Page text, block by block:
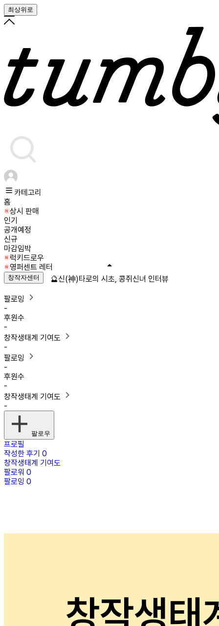
최상위로
카테고리
홈
상시 판매
인기
공개예정
신규
마감임박
럭키드로우
영퍼센트 레터
창작자센터
팔로잉
-
후원수
-
창작생태계 기여도
-
팔로잉
-
후원수
-
창작생태계 기여도
-
팔로우
프로필
작성한 후기 0
창작생태계 기여도
팔로워 0
팔로잉 0
🔮신(神)타로의 시초, 콩쥐신녀 인터뷰